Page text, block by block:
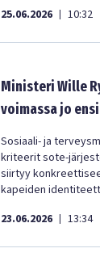
25.06.2026 | 10:32
Ministeri Wille
voimassa jo
Sosiaali- ja
kriteerit sote-
siirtyy
kapeiden
23.06.2026 | 13:34